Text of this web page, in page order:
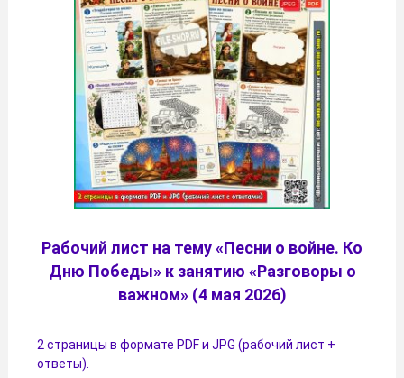
Рабочий лист на тему «Песни о войне. Ко
Дню Победы» к занятию «Разговоры о
важном» (4 мая 2026)
2 страницы в формате PDF и JPG (рабочий лист +
ответы).